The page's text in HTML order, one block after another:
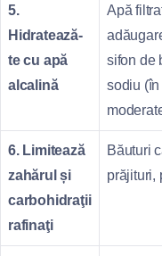
5.
Hidratează-
te cu apă
alcalină
Apă
sifon de
sodiu (în
6. Limitează
zahărul și
carbohidraţii
rafinaţi
Băuturi
prăjituri,